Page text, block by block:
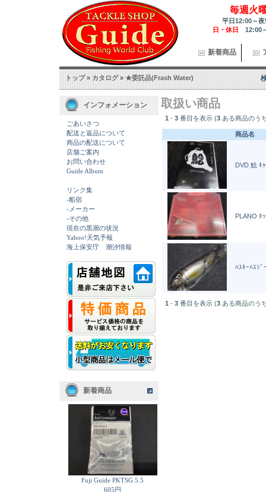
毎週火
平日12:00～
日・休日 12:00
新着商品
トップ»カタログ»★委託品(Frash Water)
インフォメーション
ごあいさつ
配送と返品について
商品の配送について
店舗ご案内
お問い合わせ
Guide Album
リンク集
-船宿
-メーカー
-その他
現在の黒潮の状況
Yahoo!天気予報
海上保安庁 潮汐情報
新着商品
Fuji Guide PKTSG 5.5
605円
取扱い商品
1 - 3 番目を表示 (3 ある商品のう
商品名
DVD 鯰 ｷ
PLANO ﾀ
ﾊｽｷｰﾊｽｼﾞ
1 - 3 番目を表示 (3 ある商品のう